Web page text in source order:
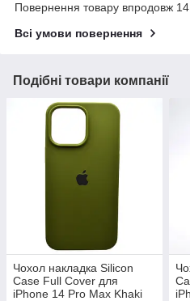
Повернення товару впродовж 14
Всі умови повернення
Подібні товари компанії
Чохол накладка Silicon
Case Full Cover для
iPhone 14 Pro Max Khaki